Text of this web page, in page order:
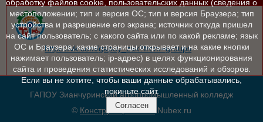
https://vk.com/gapoy_zak?from=groups
ГАПОУ Зианчуринский агропромышленный колледж
© Конструктор сайтов Nubex.ru
обработку файлов cookie, пользовательских данных (сведения о
местоположении; тип и версия ОС; тип и версия Браузера; тип
устройства и разрешение его экрана; источник откуда пришел
на сайт пользователь; с какого сайта или по какой рекламе; язык
ОС и Браузера; какие страницы открывает и на какие кнопки
нажимает пользователь; ip-адрес) в целях функционирования
сайта и проведения статистических исследований и обзоров.
Если вы не хотите, чтобы ваши данные обрабатывались,
покиньте сайт.
Согласен